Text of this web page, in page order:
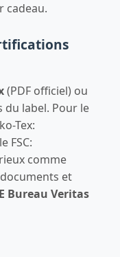
cadeau.
(PDF officiel) ou
du label. Pour le
Tex:
FSC:
comme
et
Bureau Veritas